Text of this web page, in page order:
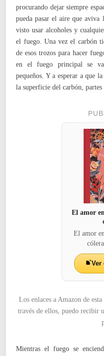
procurando dejar siempre
pueda pasar el aire que aviva
visto usar alcoholes y
el fuego. Una vez el carbón
de esos trozos para hacer
en el fuego principal se
pequeños. Y a esperar a que
la superficie del carbón, partes
El amor
El amor
Ver
Los enlaces a Amazon de
través de ellos, puedo recibir
Mientras el fuego se